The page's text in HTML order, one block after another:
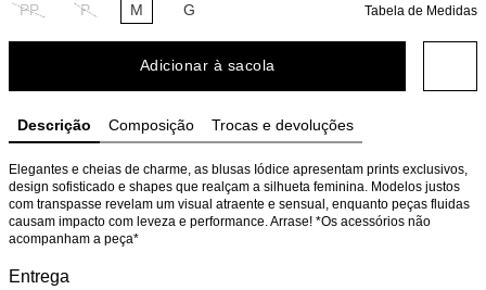
PP P M G Tabela de Medidas
Adicionar à sacola
Descrição Composição Trocas e devoluções
Elegantes e cheias de charme, as blusas Iódice apresentam prints exclusivos,
design sofisticado e shapes que realçam a silhueta feminina. Modelos justos
com transpasse revelam um visual atraente e sensual, enquanto peças fluidas
causam impacto com leveza e performance. Arrase! *Os acessórios não
acompanham a peça*
Entrega